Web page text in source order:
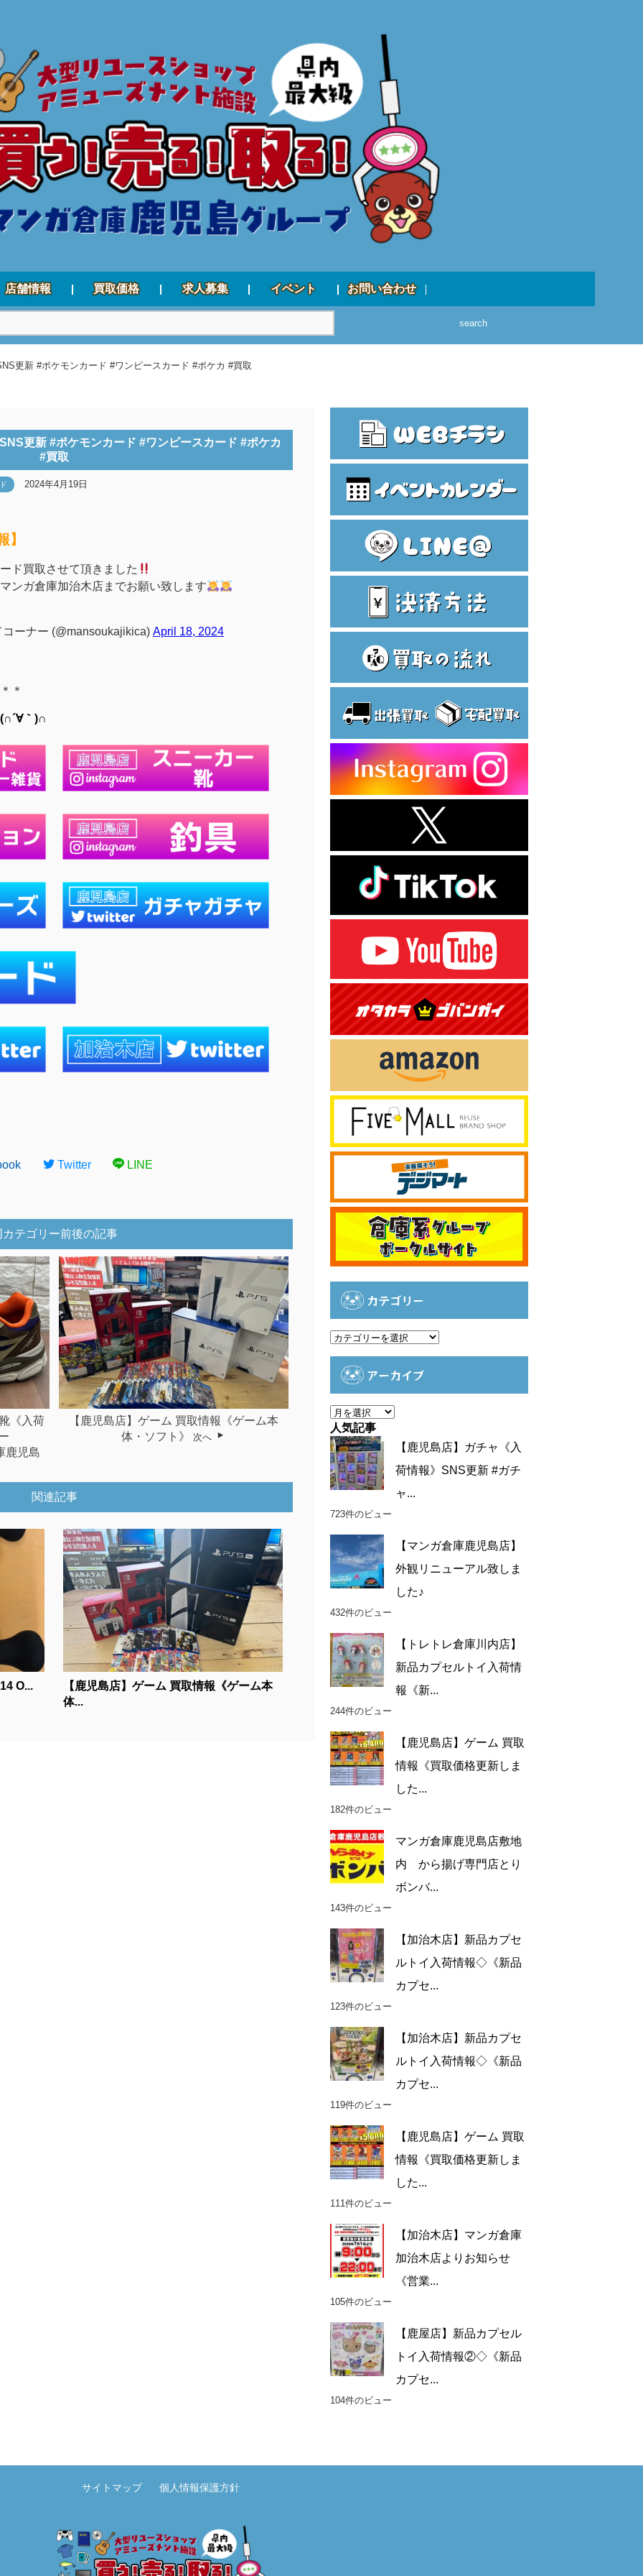
店舗情報 買取価格 求人募集 イベント お問い合わせ
search
更新 #ポケモンカード #ワンピースカード #ポケカ #買取
更新 #ポケモンカード #ワンピースカード #ポケカ
#買取
2024年4月19日
】
ド買取させて頂きました
ンガ倉庫加治木店までお願い致します
ーナー (@mansoukajikica) April 18, 2024
＊
｀)∩
Twitter LINE
カテゴリー前後の記事
《入荷
鹿児島
【鹿児島店】ゲーム 買取情報《ゲーム本
体・ソフト》
次へ
関連記事
O...
【鹿児島店】ゲーム 買取情報《ゲーム本
体...
カテゴリー
カ
アーカイブ
ア
ー
カ
イ
ブ
人気記事
【鹿児島店】ガチャ《入
荷情報》SNS更新 #ガチ
ャ...
723件のビュー
【マンガ倉庫鹿児島店】
外観リニューアル致しま
した♪
432件のビュー
【トレトレ倉庫川内店】
新品カプセルトイ入荷情
報《新...
244件のビュー
【鹿児島店】ゲーム 買取
情報《買取価格更新しま
した...
182件のビュー
マンガ倉庫鹿児島店敷地
内 から揚げ専門店とり
ボンバ...
143件のビュー
【加治木店】新品カプセ
ルトイ入荷情報◇《新品
カプセ...
123件のビュー
【加治木店】新品カプセ
ルトイ入荷情報◇《新品
カプセ...
119件のビュー
【鹿児島店】ゲーム 買取
情報《買取価格更新しま
した...
111件のビュー
【加治木店】マンガ倉庫
加治木店よりお知らせ
《営業...
105件のビュー
【鹿屋店】新品カプセル
トイ入荷情報②◇《新品
カプセ...
104件のビュー
サイトマップ 個人情報保護方針